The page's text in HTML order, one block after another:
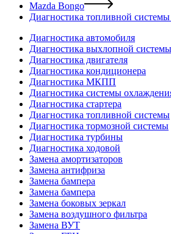
Mazda Bongo
Диагностика топливной
Диагностика автомобиля
Диагностика выхлопной системы
Диагностика двигателя
Диагностика кондиционера
Диагностика МКПП
Диагностика системы
Диагностика стартера
Диагностика топливной системы
Диагностика тормозной системы
Диагностика турбины
Диагностика ходовой
Замена амортизаторов
Замена антифриза
Замена бампера
Замена бампера
Замена боковых зеркал
Замена воздушного фильтра
Замена ВУТ